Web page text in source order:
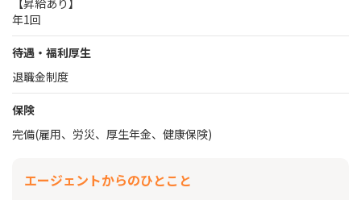
年1回
待遇・福利厚生
退職金制度
保険
完備(雇用、労災、厚生年金、健康保険)
エージェントからのひとこと